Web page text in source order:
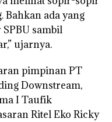
ada yang
sambil
ujarnya.
pimpinan PT
Downstream,
I Taufik
Ritel Eko Ricky